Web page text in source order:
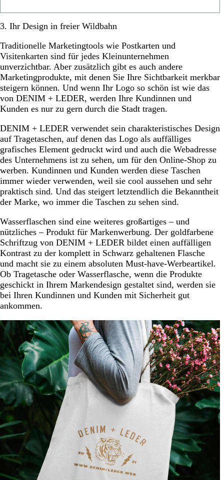
3. Ihr Design in freier Wildbahn
Traditionelle Marketingtools wie Postkarten und
Visitenkarten sind für jedes Kleinunternehmen
unverzichtbar. Aber zusätzlich gibt es auch andere
Marketingprodukte, mit denen Sie Ihre Sichtbarkeit merkbar
steigern können. Und wenn Ihr Logo so schön ist wie das
von DENIM + LEDER, werden Ihre Kundinnen und
Kunden es nur zu gern durch die Stadt tragen.
DENIM + LEDER verwendet sein charakteristisches Design
auf Tragetaschen, auf denen das Logo als auffälliges
grafisches Element gedruckt wird und auch die Webadresse
des Unternehmens ist zu sehen, um für den Online-Shop zu
werben. Kundinnen und Kunden werden diese Taschen
immer wieder verwenden, weil sie cool aussehen und sehr
praktisch sind. Und das steigert letztendlich die Bekanntheit
der Marke, wo immer die Taschen zu sehen sind.
Wasserflaschen sind eine weiteres großartiges – und
nützliches – Produkt für Markenwerbung. Der goldfarbene
Schriftzug von DENIM + LEDER bildet einen auffälligen
Kontrast zu der komplett in Schwarz gehaltenen Flasche
und macht sie zu einem absoluten Must-have-Werbeartikel.
Ob Tragetasche oder Wasserflasche, wenn die Produkte
geschickt in Ihrem Markendesign gestaltet sind, werden sie
bei Ihren Kundinnen und Kunden mit Sicherheit gut
ankommen.